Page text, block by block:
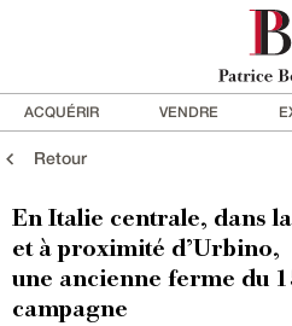
ACQUÉRIR VENDRE
Retour
En Italie centrale, dans
et à proximité d’Urbino,
une ancienne ferme du
campagne